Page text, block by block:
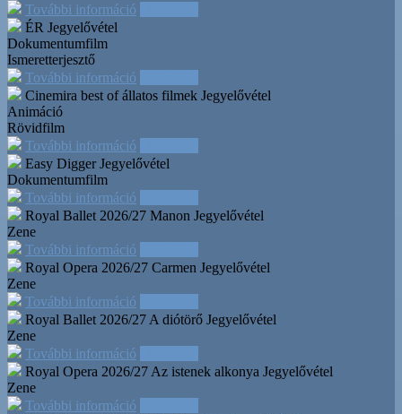
További információ
ÉR Jegyelővétel
Dokumentumfilm
Ismeretterjesztő
További információ
Cinemira best of állatos filmek Jegyelővétel
Animáció
Rövidfilm
További információ
Easy Digger Jegyelővétel
Dokumentumfilm
További információ
Royal Ballet 2026/27 Manon Jegyelővétel
Zene
További információ
Royal Opera 2026/27 Carmen Jegyelővétel
Zene
További információ
Royal Ballet 2026/27 A diótörő Jegyelővétel
Zene
További információ
Royal Opera 2026/27 Az istenek alkonya Jegyelővétel
Zene
További információ